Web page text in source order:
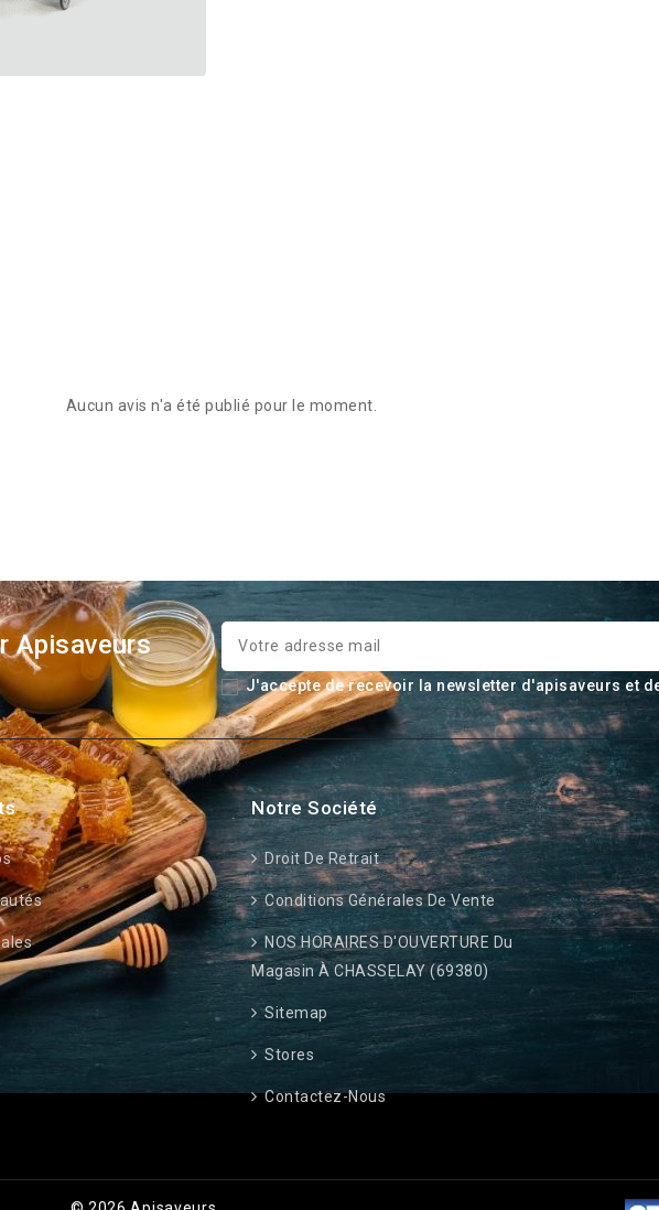
Aucun avis n'a été publié pour le moment.
Apisaveurs
J'accepte de recevoir la newsletter d'apisaveurs et
Notre Société
Droit De Retrait
Conditions Générales De Vente
NOS HORAIRES D'OUVERTURE Du
Magasin À CHASSELAY (69380)
Sitemap
Stores
Contactez-Nous